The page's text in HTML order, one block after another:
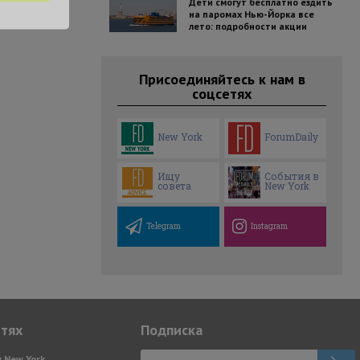
на паромах Нью-Йорка все
лето: подробности акции
Присоединяйтесь к нам в
соцсетях
New York ForumDaily
Ищу
совета
События в
New York
Telegram Instagram
Подписка